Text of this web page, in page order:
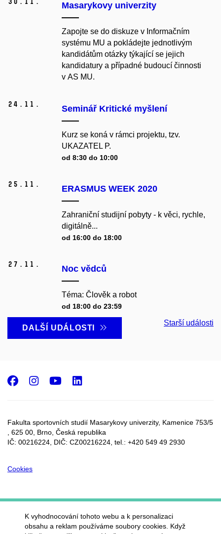
Masarykovy univerzity
Zapojte se do diskuze v Informačním
systému MU a pokládejte jednotlivým
kandidátům otázky týkající se jejich
kandidatury a případné budoucí činnosti
v AS MU.
24. 11. Seminář Kritické myšlení
Kurz se koná v rámci projektu, tzv.
UKAZATEL P.
od 8:30 do 10:00
25. 11. ERASMUS WEEK 2020
Zahraniční studijní pobyty - k věci, rychle,
digitálně...
od 16:00 do 18:00
27. 11. Noc vědců
Téma: Člověk a robot
od 18:00 do 23:59
DALŠÍ UDÁLOSTI
Starší události
Fakulta sportovních studií Masarykovy univerzity, Kamenice 753/5​
, 625 00, Brno, Česká republika
IČ: 00216224, DIČ: CZ00216224, tel.: +420 549 49 2930
Cookies
Facebook
Instagram
Youtube
K vyhodnocování tohoto webu a k personalizaci
obsahu a reklam používáme soubory cookies. Když